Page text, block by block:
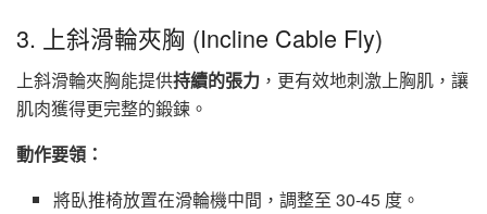
3. 上斜滑輪夾胸 (Incline Cable Fly)
上斜滑輪夾胸能提供持續的張力 ，更有效地刺激上胸肌，讓
肌肉獲得更完整的鍛鍊。
動作要領：
將臥推椅放置在滑輪機中間，調整至 30-45 度。